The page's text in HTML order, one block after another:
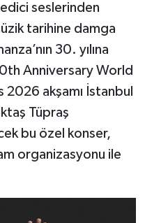
edici seslerinden
tarihine damga
30. yılına
Anniversary World
2026 akşamı İstanbul
Tüpraş
bu özel konser,
organizasyonu ile